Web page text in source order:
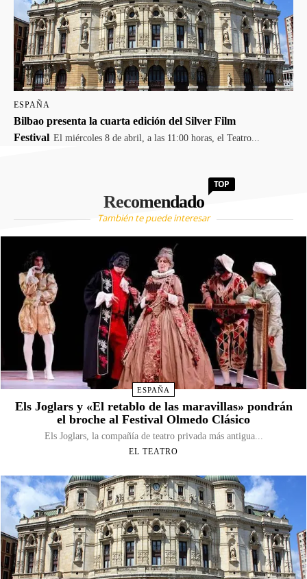
ESPAÑA
Bilbao presenta la cuarta edición del Silver Film
Festival El miércoles 8 de abril, a las 11:00 horas, el Teatro...
Recomendado
TOP
También te puede interesar
ESPAÑA
Els Joglars y «El retablo de las maravillas» pondrán
el broche al Festival Olmedo Clásico
Els Joglars, la compañía de teatro privada más antigua...
EL TEATRO